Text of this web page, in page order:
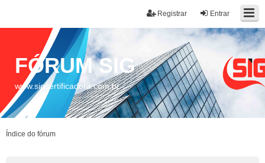
Entrar
Registrar
FÓRUM SIG
www.sigcertificadora.com.br
Índice do fórum